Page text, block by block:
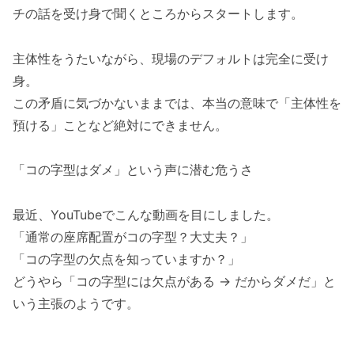
チの話を受け身で聞くところからスタートします。
主体性をうたいながら、現場のデフォルトは完全に受け
身。
この矛盾に気づかないままでは、本当の意味で「主体性を
預ける」ことなど絶対にできません。
「コの字型はダメ」という声に潜む危うさ
最近、YouTubeでこんな動画を目にしました。
「通常の座席配置がコの字型？大丈夫？」
「コの字型の欠点を知っていますか？」
どうやら「コの字型には欠点がある → だからダメだ」と
いう主張のようです。